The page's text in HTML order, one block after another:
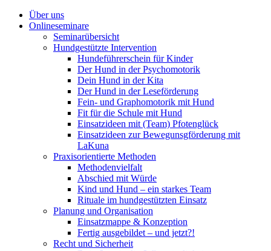
Über uns
Onlineseminare
Seminarübersicht
Hundgestützte Intervention
Hundeführerschein für Kinder
Der Hund in der Psychomotorik
Dein Hund in der Kita
Der Hund in der Leseförderung
Fein- und Graphomotorik mit Hund
Fit für die Schule mit Hund
Einsatzideen mit (Team) Pfotenglück
Einsatzideen zur Bewegunsgförderung mit
LaKuna
Praxisorientierte Methoden
Methodenvielfalt
Abschied mit Würde
Kind und Hund – ein starkes Team
Rituale im hundgestützten Einsatz
Planung und Organisation
Einsatzmappe & Konzeption
Fertig ausgebildet – und jetzt?!
Recht und Sicherheit